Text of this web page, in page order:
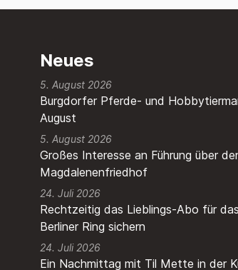
Neues
Burgdorfer Pferde- und
August
5. August 2026
Großes Interesse an Führung über
Magdalenenfriedhof
5. August 2026
Rechtzeitig das Lieblings-Abo für
Berliner Ring sichern
24. Juli 2026
Ein Nachmittag mit Til Mette in der
24. Juli 2026